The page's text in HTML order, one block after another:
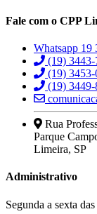
Fale com o CPP
Whatsapp 19
(19)
(19) 3453-
(19)
Rua
Parque
Limeira, SP
Administrativo
Segunda a sexta